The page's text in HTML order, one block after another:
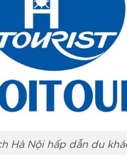
Hà Nội hấp dẫn du